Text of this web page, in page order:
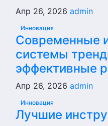
Апр 26, 2026 admin
Инновация
Современные
системы
эффективные
Апр 26, 2026 admin
Инновация
Лучшие